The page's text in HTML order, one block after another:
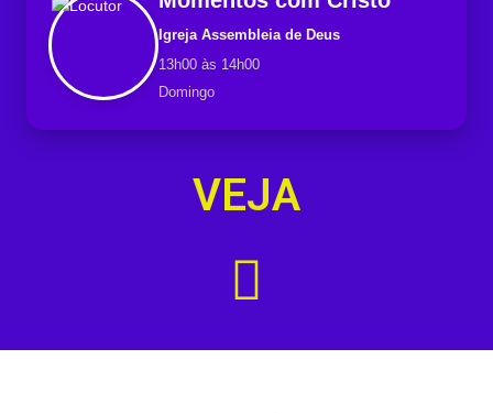
Igreja Assembleia de Deus
13h00 às 14h00
Domingo
VEJA